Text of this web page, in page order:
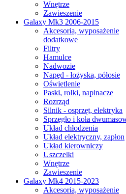
Wnętrze
Zawieszenie
Galaxy Mk3 2006-2015
Akcesoria, wyposażenie
dodatkowe
Filtry
Hamulce
Nadwozie
Napęd - łożyska, półosie
Oświetlenie
Paski, rolki, napinacze
Rozrząd
Silnik - osprzęt, elektryka
Sprzęgło i koła
Układ chłodzenia
Układ elektryczny, zapłon
Układ kierowniczy
Uszczelki
Wnętrze
Zawieszenie
Galaxy Mk4 2015-2023
Akcesoria, wyposażenie